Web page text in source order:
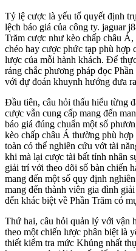
Tỷ lệ cược là yếu tố quyết định
lệch báo giá của công ty. jaguar
Trăm cược như kèo chấp châu
chéo hay cược phức tạp phù hợp
lược của mỗi hành khách. Để
ráng chắc phương pháp đọc
với dự đoán khuynh hướng đưa
Đầu tiên, câu hỏi thấu hiểu từng
cược vẫn cung cấp mang đến
báo giá đúng chuẩn một số
kèo chấp châu Á thường phù
toàn có thể nghiên cứu vớt tài
khi mà lại cược tài bất tỉnh nhân
giải trí với theo dõi số bàn chiến
mang đến một số quy định
mang đến thành viên gia đình
đến khác biệt về Phần Trăm có
Thứ hai, câu hỏi quản lý với vận
theo một chiến lược phân biệt là
thiết kiểm tra mức Khủng nhất